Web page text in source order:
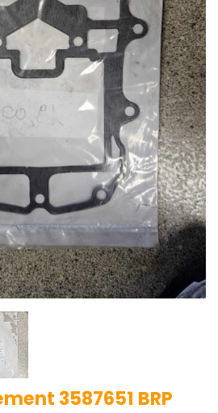
3587651 BRP